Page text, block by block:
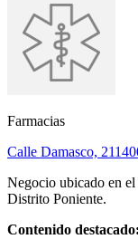
Farmacias
Calle Damasco, 21
Negocio ubicado en
Distrito Poniente.
Contenido destacado: